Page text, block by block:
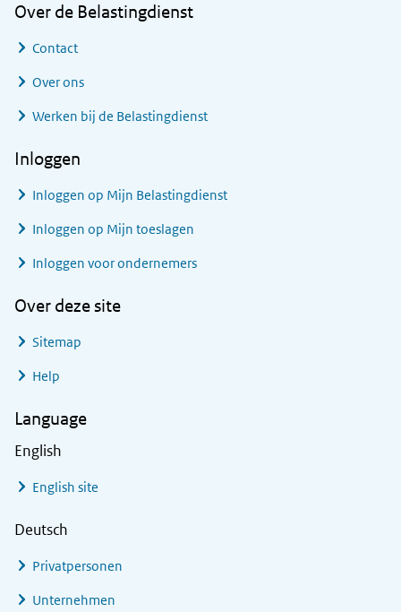
Over de Belastingdienst
Contact
Over ons
Werken bij de Belastingdienst
Inloggen
Inloggen op Mijn Belastingdienst
Inloggen op Mijn toeslagen
Inloggen voor ondernemers
Over deze site
Sitemap
Help
Language
English
English site
Deutsch
Privatpersonen
Unternehmen